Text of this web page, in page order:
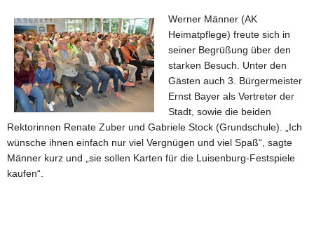
Werner Männer (AK
Heimatpflege) freute sich in
seiner Begrüßung über den
starken Besuch. Unter den
Gästen auch 3. Bürgermeister
Ernst Bayer als Vertreter der
Stadt, sowie die beiden
Rektorinnen Renate Zuber und Gabriele Stock (Grundschule). „Ich
wünsche ihnen einfach nur viel Vergnügen und viel Spaß“, sagte
Männer kurz und „sie sollen Karten für die Luisenburg-Festspiele
kaufen“.